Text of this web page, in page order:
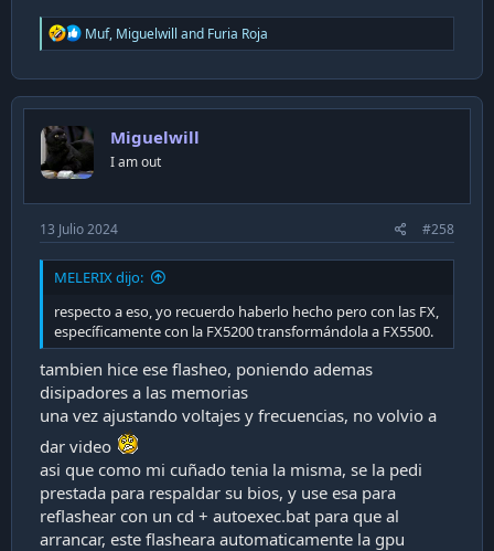
R
e
c
t
o
s
Muf, Miguelwill and Furia Roja
Miguelwill
I am out
13 Julio 2024 #258
MELERIX dijo:
respecto a eso, yo recuerdo haberlo hecho pero con las FX,
específicamente con la FX5200 transformándola a FX5500.
tambien hice ese flasheo, poniendo ademas
disipadores a las memorias
una vez ajustando voltajes y frecuencias, no volvio a
dar video
asi que como mi cuñado tenia la misma, se la pedi
prestada para respaldar su bios, y use esa para
reflashear con un cd + autoexec.bat para que al
arrancar, este flasheara automaticamente la gpu